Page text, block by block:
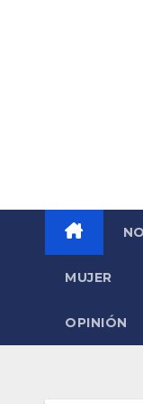
MUJER
OPINIÓN